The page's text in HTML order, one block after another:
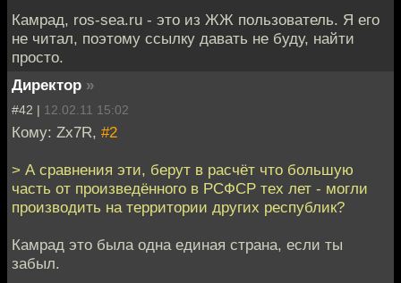
Камрад, ros-sea.ru - это из ЖЖ пользователь. Я его
не читал, поэтому ссылку давать не буду, найти
просто.
Директор »
#42 | 12.02.11 15:02
Кому: Zx7R, #2
> А сравнения эти, берут в расчёт что большую
часть от произведённого в РСФСР тех лет - могли
производить на территории других республик?
Камрад это была одна единая страна, если ты
забыл.